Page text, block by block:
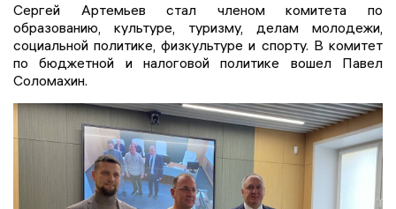
Сергей Артемьев стал членом комитета по
образованию, культуре, туризму, делам молодежи,
социальной политике, физкультуре и спорту. В комитет
по бюджетной и налоговой политике вошел Павел
Соломахин.